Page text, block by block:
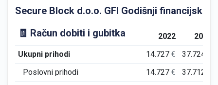
Secure Block d.o.o. GFI Godišnji financijski
🧾 Račun dobiti i gubitka
2022
2023
Ukupni prihodi
14.727€ 37.724
Poslovni prihodi
14.727€ 37.712